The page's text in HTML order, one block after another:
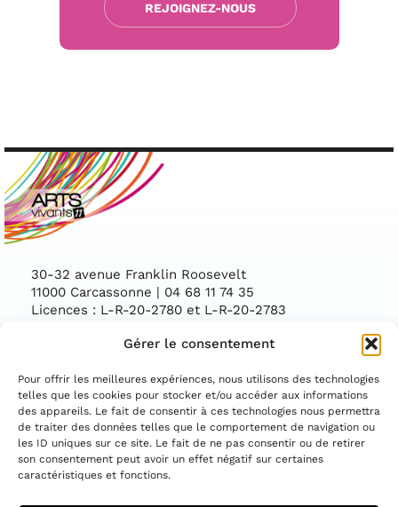
Gérer le consentement
Pour offrir les meilleures expériences, nous utilisons des technologies
telles que les cookies pour stocker et/ou accéder aux informations
des appareils. Le fait de consentir à ces technologies nous permettra
de traiter des données telles que le comportement de navigation ou
les ID uniques sur ce site. Le fait de ne pas consentir ou de retirer
son consentement peut avoir un effet négatif sur certaines
caractéristiques et fonctions.
REJOIGNEZ-NOUS
30-32 avenue Franklin Roosevelt
11000 Carcassonne | 04 68 11 74 35
Licences : L-R-20-2780 et L-R-20-2783
Facebook
ASSOCIATION CONVENTIONNÉE PAR LE
DÉPARTEMENT DE L'AUDE ET LA DIRECTION
RÉGIONALE DES AFFAIRES CULTURELLES
OCCITANIE